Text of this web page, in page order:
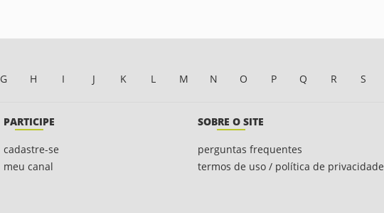
G H I J K L M N O P Q R S
PARTICIPE
cadastre-se
meu canal
SOBRE O SITE
perguntas frequentes
termos de uso / política de privacidade